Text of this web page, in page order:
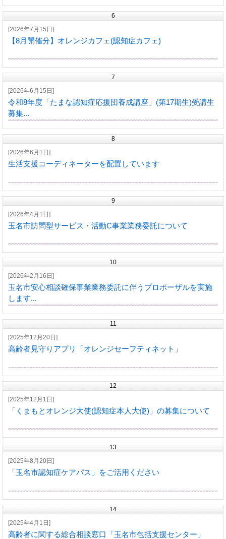
6
[2026年7月15日]
【8月開催分】オレンジカフェ(認知症カフェ)
7
[2026年6月15日]
令和8年度「たまな認知症応援団養成講座」(第17期生)受講生
募集...
8
[2026年6月1日]
生活支援コーディネーターを配置しています
9
[2026年4月1日]
玉名市訪問型サービス・活動C事業業務委託について
10
[2026年2月16日]
玉名市安心相談確保事業業務委託に伴うプロポーザルを実施
します...
11
[2025年12月20日]
高齢者見守りアプリ「オレンジセーフティネット」
12
[2025年12月1日]
「くまもとオレンジ大使(認知症本人大使)」の募集について
13
[2025年8月20日]
「玉名市認知症ケアパス」をご活用ください
14
[2025年4月1日]
高齢者に関する総合相談窓口「玉名市包括支援センター」